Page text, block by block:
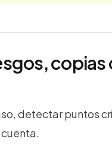
detectar puntos